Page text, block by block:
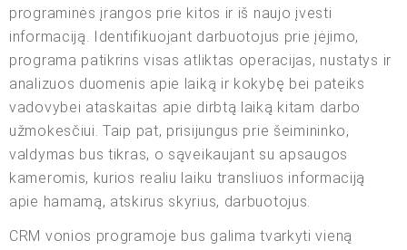
programinės įrangos prie kitos ir iš naujo įvesti
informaciją. Identifikuojant darbuotojus prie įėjimo,
programa patikrins visas atliktas operacijas, nustatys ir
analizuos duomenis apie laiką ir kokybę bei pateiks
vadovybei ataskaitas apie dirbtą laiką kitam darbo
užmokesčiui. Taip pat, prisijungus prie šeimininko,
valdymas bus tikras, o sąveikaujant su apsaugos
kameromis, kurios realiu laiku transliuos informaciją
apie hamamą, atskirus skyrius, darbuotojus.
CRM vonios programoje bus galima tvarkyti vieną